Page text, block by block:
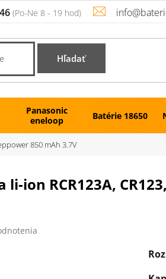
Hľadať
Panasonic
eneloop
Batérie 18650
850 mAh 3.7V
ion RCR123A,